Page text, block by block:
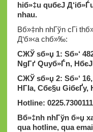
hiб»‡u quбєЈ
nhau.
Bб»‡nh nhГўn cГі
Д‘б»‹a chб»‰:
CЖЎ sб»џ 1: Sб»‘
NgГґ Quyб»Ѓn,
CЖЎ sб»џ 2: Sб»‘
HГІa, Cбє§u
Hotline:
Bб»‡nh nhГўn б»џ
qua hotline, qua